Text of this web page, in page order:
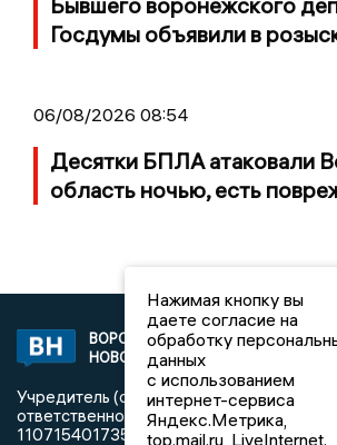
Госдумы объявили в
06/08/2026 08:54
Десятки БПЛА атаковали
область ночью, есть
ВОРОНЕЖСКИЕ
НОВОСТИ
2019 ©
«Воронежские
Учредитель (соучредители): Общество
ответственностью "РЕГИОНАЛЬНЫЕ
1107154017354)
Нажимая кнопку вы
даете согласие на
обработку
данных
с использованием
интернет-сервиса
Яндекс.Метрика,
top.mail.ru, LiveInternet.